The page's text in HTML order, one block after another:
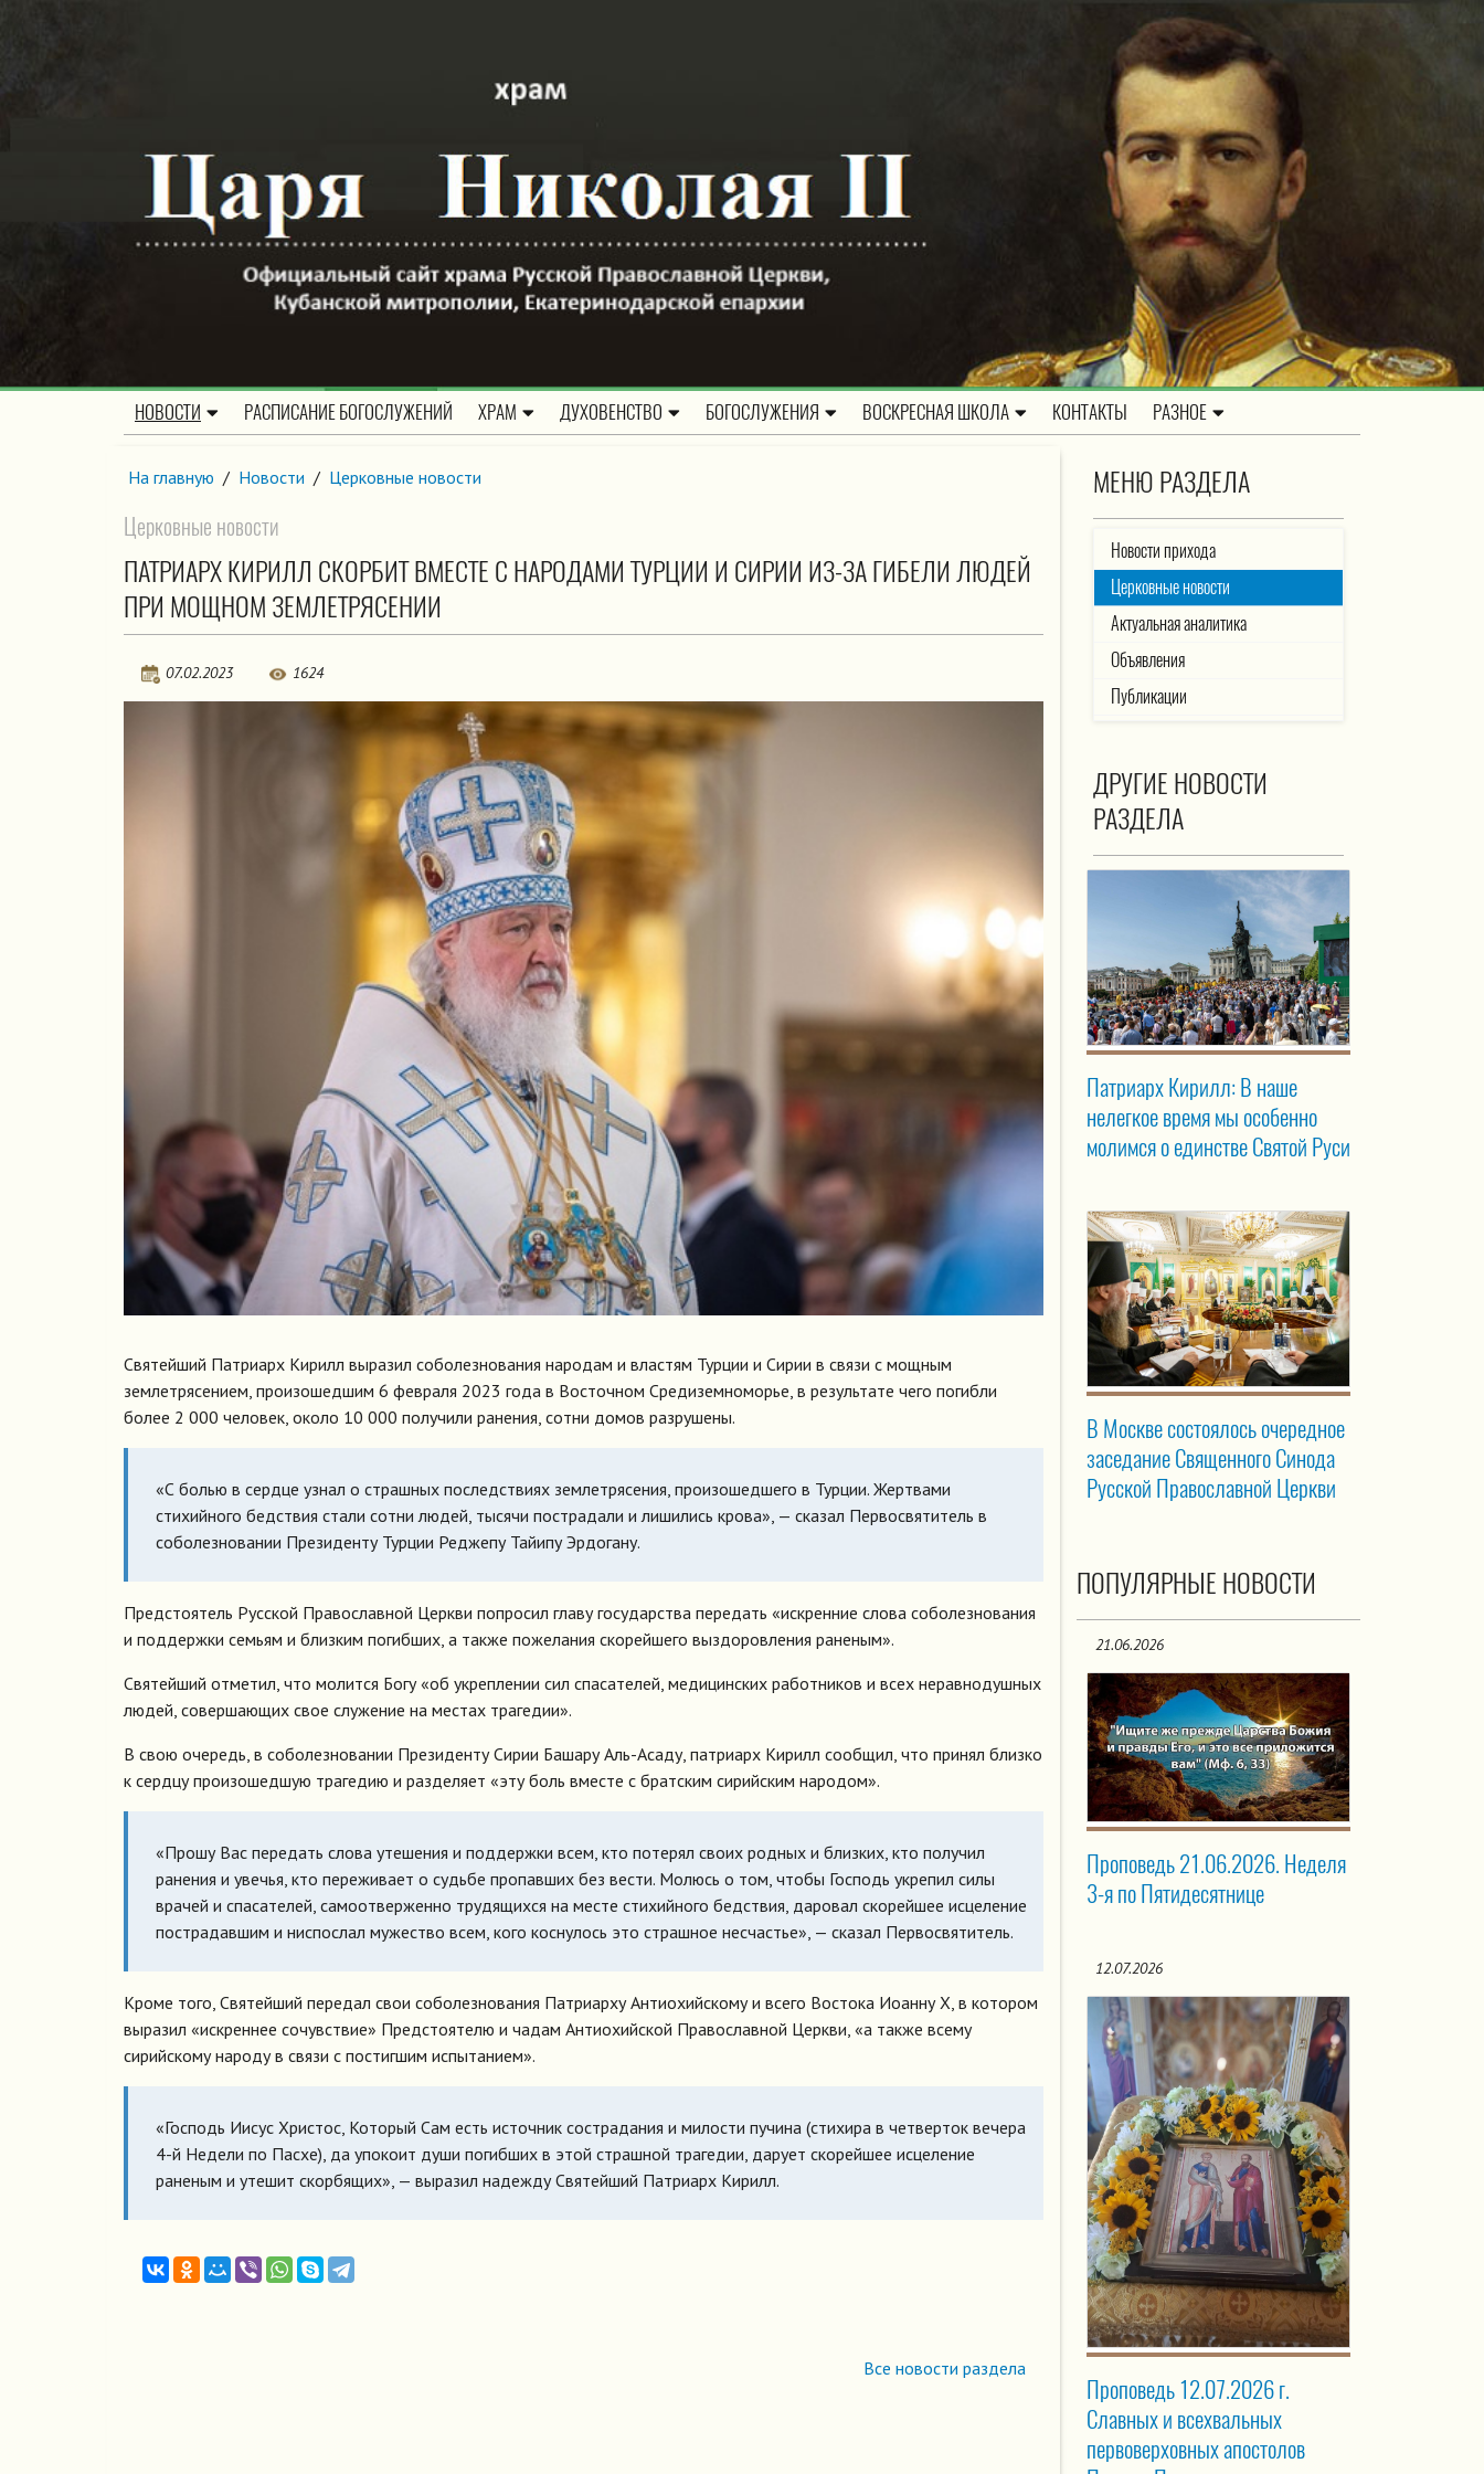
НОВОСТИ РАСПИСАНИЕ БОГОСЛУЖЕНИЙ ХРАМ ДУХОВЕНСТВО БОГОСЛУЖЕНИЯ ВОСКРЕСНАЯ ШКОЛА КОНТАКТЫ РАЗНОЕ
На главную / Новости / Церковные новости
Церковные новости
ПАТРИАРХ КИРИЛЛ СКОРБИТ ВМЕСТЕ С НАРОДАМИ ТУРЦИИ И СИРИИ ИЗ-ЗА ГИБЕЛИ ЛЮДЕЙ
ПРИ МОЩНОМ ЗЕМЛЕТРЯСЕНИИ
07.02.2023 1624
Святейший Патриарх Кирилл выразил соболезнования народам и властям Турции и Сирии в связи с мощным
землетрясением, произошедшим 6 февраля 2023 года в Восточном Средиземноморье, в результате чего погибли
более 2 000 человек, около 10 000 получили ранения, сотни домов разрушены.
«С болью в сердце узнал о страшных последствиях землетрясения, произошедшего в Турции. Жертвами
стихийного бедствия стали сотни людей, тысячи пострадали и лишились крова», — сказал Первосвятитель в
соболезновании Президенту Турции Реджепу Тайипу Эрдогану.
Предстоятель Русской Православной Церкви попросил главу государства передать «искренние слова соболезнования
и поддержки семьям и близким погибших, а также пожелания скорейшего выздоровления раненым».
Святейший отметил, что молится Богу «об укреплении сил спасателей, медицинских работников и всех неравнодушных
людей, совершающих свое служение на местах трагедии».
В свою очередь, в соболезновании Президенту Сирии Башару Аль-Асаду, патриарх Кирилл сообщил, что принял близко
к сердцу произошедшую трагедию и разделяет «эту боль вместе с братским сирийским народом».
«Прошу Вас передать слова утешения и поддержки всем, кто потерял своих родных и близких, кто получил
ранения и увечья, кто переживает о судьбе пропавших без вести. Молюсь о том, чтобы Господь укрепил силы
врачей и спасателей, самоотверженно трудящихся на месте стихийного бедствия, даровал скорейшее исцеление
пострадавшим и ниспослал мужество всем, кого коснулось это страшное несчастье», — сказал Первосвятитель.
Кроме того, Святейший передал свои соболезнования Патриарху Антиохийскому и всего Востока Иоанну X, в котором
выразил «искреннее сочувствие» Предстоятелю и чадам Антиохийской Православной Церкви, «а также всему
сирийскому народу в связи с постигшим испытанием».
«Господь Иисус Христос, Который Сам есть источник сострадания и милости пучина (стихира в четверток вечера
4-й Недели по Пасхе), да упокоит души погибших в этой страшной трагедии, дарует скорейшее исцеление
раненым и утешит скорбящих», — выразил надежду Святейший Патриарх Кирилл.
Все новости раздела
МЕНЮ РАЗДЕЛА
Новости прихода
Церковные новости
Актуальная аналитика
Объявления
Публикации
ДРУГИЕ НОВОСТИ
РАЗДЕЛА
Патриарх Кирилл: В наше
нелегкое время мы особенно
молимся о единстве Святой Руси
В Москве состоялось очередное
заседание Священного Синода
Русской Православной Церкви
ПОПУЛЯРНЫЕ НОВОСТИ
21.06.2026
Проповедь 21.06.2026. Неделя
3-я по Пятидесятнице
12.07.2026
Проповедь 12.07.2026 г.
Славных и всехвальных
первоверховных апостолов